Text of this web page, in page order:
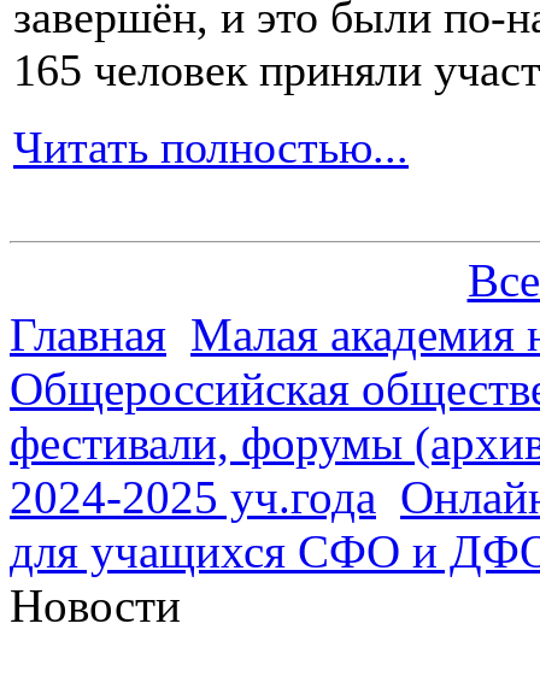
завершён, и это были по-
165 человек приняли
Читать полностью...
Главная Малая академия
Общероссийская
фестивали, форумы
2024-2025 уч.года
для учащихся CФО и
Новости